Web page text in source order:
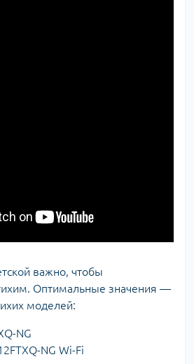
важно, чтобы
Оптимальные значения —
моделей:
NG
NG Wi-Fi